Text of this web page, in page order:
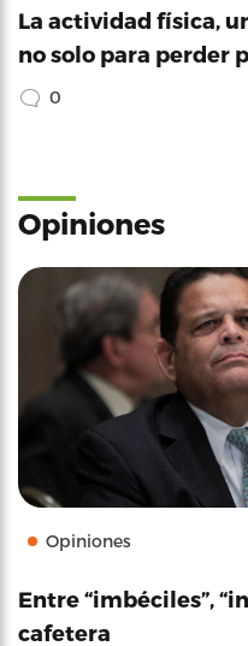
La actividad física,
no solo para perder
0
Opiniones
Opiniones
Entre “imbéciles”,
cafetera